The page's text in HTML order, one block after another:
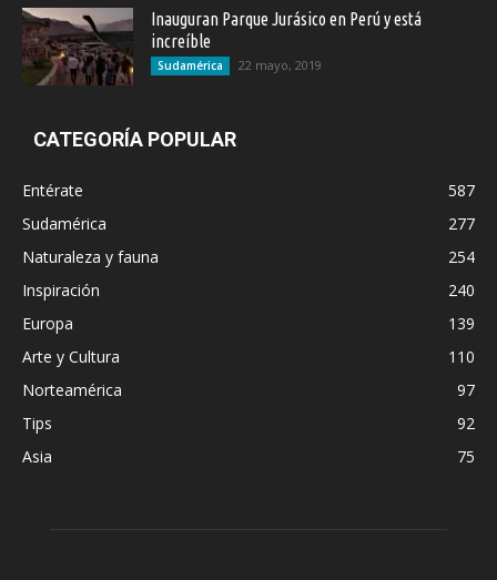
Inauguran Parque Jurásico en Perú y está
increíble
Sudamérica 22 mayo, 2019
CATEGORÍA POPULAR
Entérate
587
Sudamérica
277
Naturaleza y fauna
254
Inspiración
240
Europa
139
Arte y Cultura
110
Norteamérica
97
Tips
92
Asia
75